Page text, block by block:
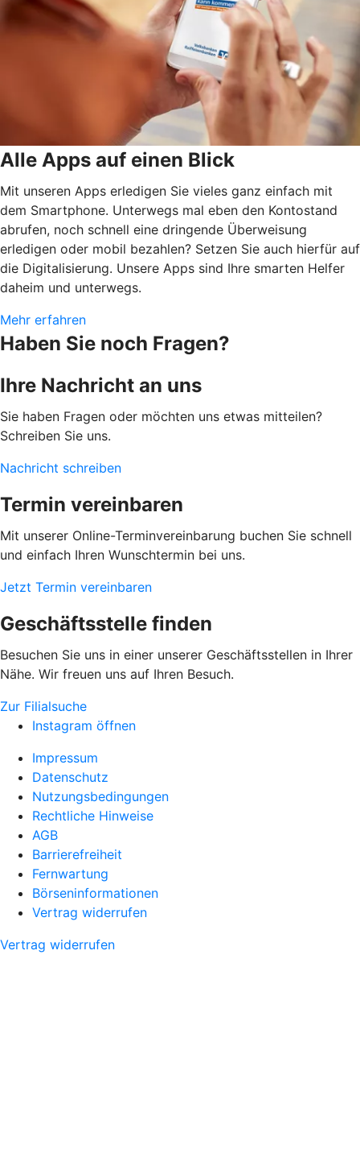
Alle Apps auf einen Blick
Mit unseren Apps erledigen Sie vieles ganz einfach mit
dem Smartphone. Unterwegs mal eben den Kontostand
abrufen, noch schnell eine dringende Überweisung
erledigen oder mobil bezahlen? Setzen Sie auch hierfür auf
die Digitalisierung. Unsere Apps sind Ihre smarten Helfer
daheim und unterwegs.
Mehr erfahren
Haben Sie noch Fragen?
Ihre Nachricht an uns
Sie haben Fragen oder möchten uns etwas mitteilen?
Schreiben Sie uns.
Nachricht schreiben
Termin vereinbaren
Mit unserer Online-Terminvereinbarung buchen Sie schnell
und einfach Ihren Wunschtermin bei uns.
Jetzt Termin vereinbaren
Geschäftsstelle finden
Besuchen Sie uns in einer unserer Geschäftsstellen in Ihrer
Nähe. Wir freuen uns auf Ihren Besuch.
Zur Filialsuche
Instagram öffnen
Impressum
Datenschutz
Nutzungsbedingungen
Rechtliche Hinweise
AGB
Barrierefreiheit
Fernwartung
Börseninformationen
Vertrag widerrufen
Vertrag widerrufen